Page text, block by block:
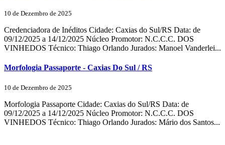
10 de Dezembro de 2025
Credenciadora de Inéditos Cidade: Caxias do Sul/RS Data: de
09/12/2025 a 14/12/2025 Núcleo Promotor: N.C.C.C. DOS
VINHEDOS Técnico: Thiago Orlando Jurados: Manoel Vanderlei...
Morfologia Passaporte - Caxias Do Sul / RS
10 de Dezembro de 2025
Morfologia Passaporte Cidade: Caxias do Sul/RS Data: de
09/12/2025 a 14/12/2025 Núcleo Promotor: N.C.C.C. DOS
VINHEDOS Técnico: Thiago Orlando Jurados: Mário dos Santos...